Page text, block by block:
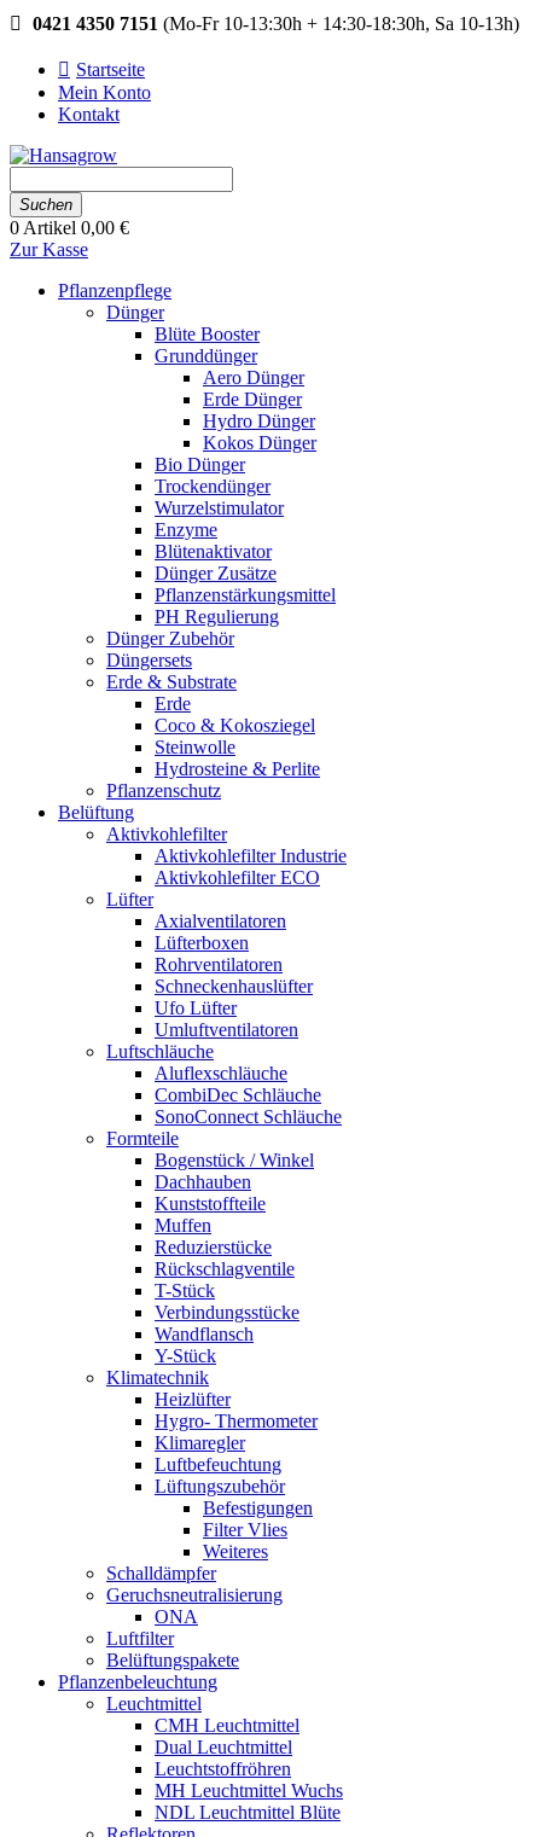
0421 4350 7151 (Mo-Fr 10-13:30h + 14:30-18:30h, Sa 10-13h)
Startseite
Mein Konto
Kontakt
Suchen
0 Artikel 0,00 €
Zur Kasse
Pflanzenpflege
Dünger
Blüte Booster
Grunddünger
Aero Dünger
Erde Dünger
Hydro Dünger
Kokos Dünger
Bio Dünger
Trockendünger
Wurzelstimulator
Enzyme
Blütenaktivator
Dünger Zusätze
Pflanzenstärkungsmittel
PH Regulierung
Dünger Zubehör
Düngersets
Erde & Substrate
Erde
Coco & Kokosziegel
Steinwolle
Hydrosteine & Perlite
Pflanzenschutz
Belüftung
Aktivkohlefilter
Aktivkohlefilter Industrie
Aktivkohlefilter ECO
Lüfter
Axialventilatoren
Lüfterboxen
Rohrventilatoren
Schneckenhauslüfter
Ufo Lüfter
Umluftventilatoren
Luftschläuche
Aluflexschläuche
CombiDec Schläuche
SonoConnect Schläuche
Formteile
Bogenstück / Winkel
Dachhauben
Kunststoffteile
Muffen
Reduzierstücke
Rückschlagventile
T-Stück
Verbindungsstücke
Wandflansch
Y-Stück
Klimatechnik
Heizlüfter
Hygro- Thermometer
Klimaregler
Luftbefeuchtung
Lüftungszubehör
Befestigungen
Filter Vlies
Weiteres
Schalldämpfer
Geruchsneutralisierung
ONA
Luftfilter
Belüftungspakete
Pflanzenbeleuchtung
Leuchtmittel
CMH Leuchtmittel
Dual Leuchtmittel
Leuchtstoffröhren
MH Leuchtmittel Wuchs
NDL Leuchtmittel Blüte